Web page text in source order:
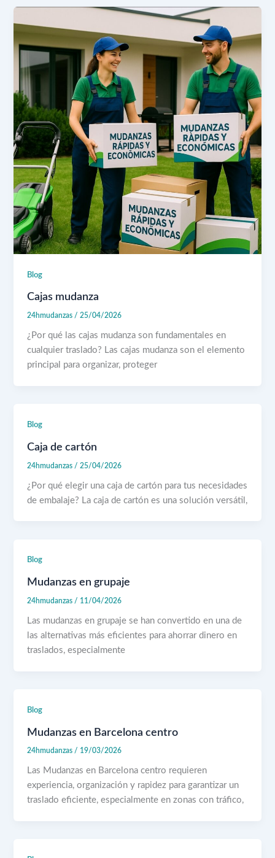
Blog
Cajas mudanza
24hmudanzas /25/04/2026
¿Por qué las cajas mudanza son fundamentales en
cualquier traslado? Las cajas mudanza son el elemento
principal para organizar, proteger
Blog
Caja de cartón
24hmudanzas /25/04/2026
¿Por qué elegir una caja de cartón para tus necesidades
de embalaje? La caja de cartón es una solución versátil,
Blog
Mudanzas en grupaje
24hmudanzas / 11/04/2026
Las mudanzas en grupaje se han convertido en una de
las alternativas más eficientes para ahorrar dinero en
traslados, especialmente
Blog
Mudanzas en Barcelona centro
24hmudanzas/ 19/03/2026
Las Mudanzas en Barcelona centro requieren
experiencia, organización y rapidez para garantizar un
traslado eficiente, especialmente en zonas con tráfico,